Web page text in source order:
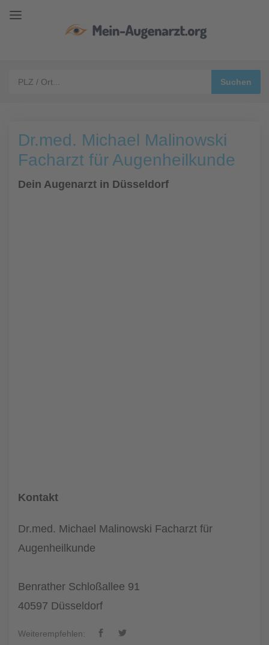
Dr.med. Michael Malinowski
Facharzt für Augenheilkunde
Dein Augenarzt in Düsseldorf
Kontakt
Dr.med. Michael Malinowski Facharzt für
Augenheilkunde
Benrather Schloßallee 91
40597 Düsseldorf
Weiterempfehlen: